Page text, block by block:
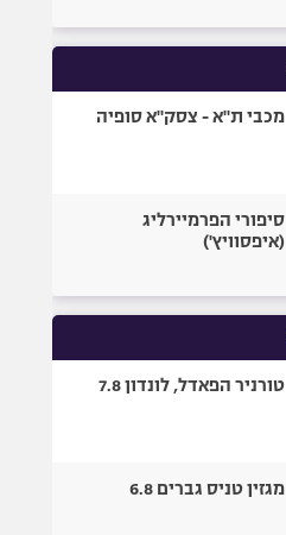
מכבי ת"א - צסק"א סופיה
סיפורי הפרמיירליג
(איפסוויץ')
טורניר הפאדל, לונדון 7.8
מגזין טניס גברים 6.8